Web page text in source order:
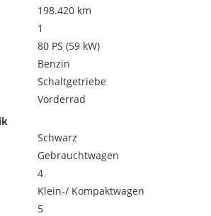
198.420 km
1
80 PS (59 kW)
Benzin
Schaltgetriebe
Vorderrad
Schwarz
Gebrauchtwagen
4
Klein-/ Kompaktwagen
5